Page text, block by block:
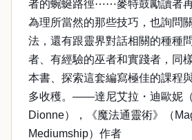
者的蜿蜒路徑⋯⋯麥特鼓勵讀者
為理所當然的那些技巧，也詢問
法，還有跟靈界對話相關的種種
者、有經驗的巫者和實踐者，同
本書、探索這套編寫極佳的課程
多收穫。——達尼艾拉・迪歐妮
Dionne），《魔法通靈術》（
Mediumship）作者